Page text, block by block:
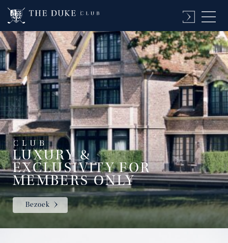
LUXURY &
EXCLUSIVITY FOR
MEMBERS ONLY
Bezoek